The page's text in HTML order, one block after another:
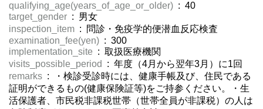
qualifying_age(years_of_age_or_older) : 40
target_gender : 男女
inspection_item : 問診・免疫学的便潜血反応検査
examination_fee(yen) : 300
implementation_site : 取扱医療機関
visits_possible_period
: 年度（4月から翌年3月）に1回
remarks : ・検診受診時には、健康手帳及び、住民である
証明ができるもの(健康保険証等)をご持参ください。・生
活保護者、市民税非課税世帯（世帯全員が非課税）の人は